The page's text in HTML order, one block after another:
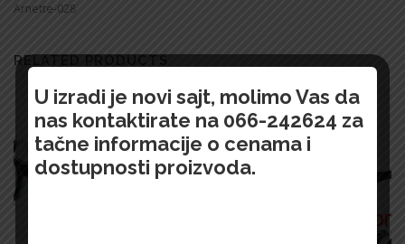
Arnette-028
RELATED PRODUCTS
U izradi je novi sajt, molimo Vas da
nas kontaktirate na 066-242624 za
tačne informacije o cenama i
dostupnosti proizvoda.